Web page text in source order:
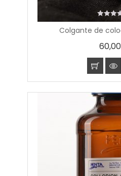
Colgante de
0
out
560,00